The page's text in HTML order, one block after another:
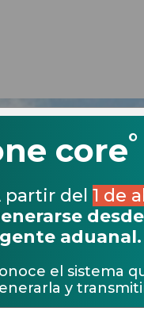
core°
partir del 1 de
aduanal.
el sistema
y